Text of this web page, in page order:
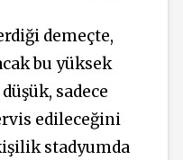
demeçte,
bu yüksek
sadece
edileceğini
stadyumda